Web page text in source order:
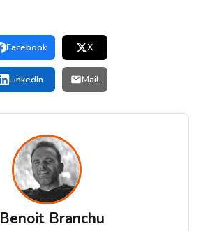
Facebook X
LinkedIn Mail
Benoit Branchu